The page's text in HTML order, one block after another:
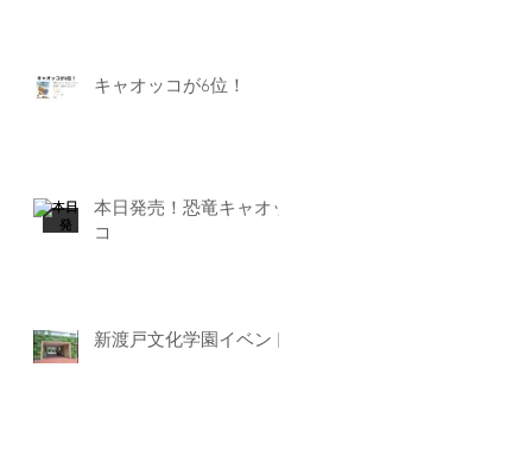
キャオッコが6位！
本日発売！恐竜キャオッ
コ
新渡戸文化学園イベント